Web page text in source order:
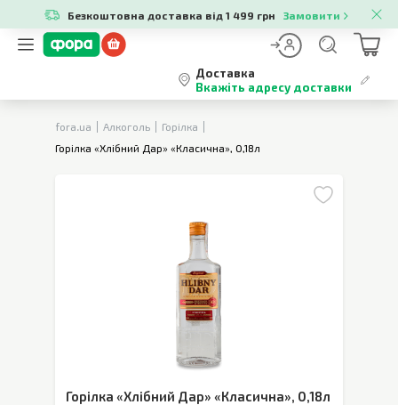
Безкоштовна доставка від 1 499 грн Замовити
Доставка
Вкажіть адресу доставки
fora.ua Алкоголь
Горілка
Горілка «Хлібний Дар» «Класична», 0,18л
Горілка «Хлібний Дар» «Класична», 0,18л